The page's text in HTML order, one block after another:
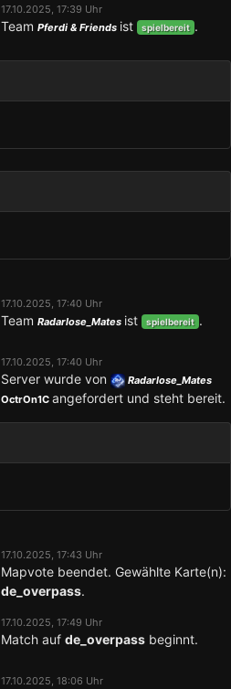
17.10.2025, 17:39 Uhr
Team Pferdi & Friends ist spielbereit .
17.10.2025, 17:40 Uhr
Team Radarlose_Mates ist spielbereit .
17.10.2025, 17:40 Uhr
Server wurde von
Radarlose_Mates
OctrOn1C angefordert und steht bereit.
17.10.2025, 17:43 Uhr
Mapvote beendet. Gewählte Karte(n):
de_overpass.
17.10.2025, 17:49 Uhr
Match auf de_overpass beginnt.
17.10.2025, 18:06 Uhr